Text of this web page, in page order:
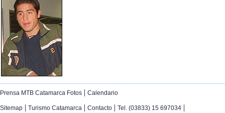
Prensa MTB Catamarca Fotos | Calendario
Sitemap | Turismo Catamarca | Contacto | Tel. (03833) 15 697034 |